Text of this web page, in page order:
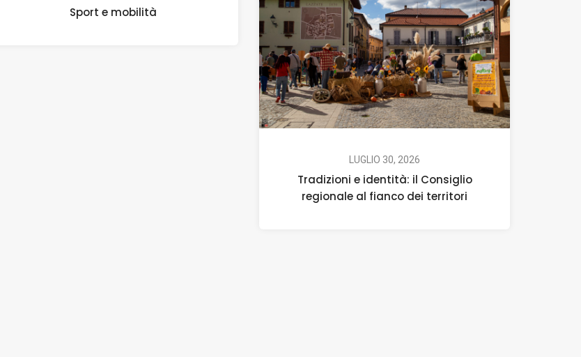
Sport e mobilità
LUGLIO 30, 2026
Tradizioni e identità: il Consiglio
regionale al fianco dei territori